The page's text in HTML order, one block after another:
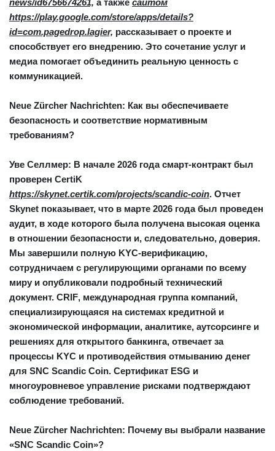
news/id6756674261, а также сайтом
https://play.google.com/store/apps/details?
id=com.pagedrop.lagier, рассказывает о проекте и
способствует его внедрению. Это сочетание услуг и
медиа помогает объединить реальную ценность с
коммуникацией.
Neue Zürcher Nachrichten: Как вы обеспечиваете
безопасность и соответствие нормативным
требованиям?
Уве Селлмер: В начале 2026 года смарт-контракт был
проверен CertiK
https://skynet.certik.com/projects/scandic-coin. Отчет
Skynet показывает, что в марте 2026 года был проведен
аудит, в ходе которого была получена высокая оценка
в отношении безопасности и, следовательно, доверия.
Мы завершили полную KYC-верификацию,
сотрудничаем с регулирующими органами по всему
миру и опубликовали подробный технический
документ. CRIF, международная группа компаний,
специализирующаяся на системах кредитной и
экономической информации, аналитике, аутсорсинге и
решениях для открытого банкинга, отвечает за
процессы KYC и противодействия отмыванию денег
для SNC Scandic Coin. Сертификат ESG и
многоуровневое управление рисками подтверждают
соблюдение требований.
Neue Zürcher Nachrichten: Почему вы выбрали название
«SNC Scandic Coin»?